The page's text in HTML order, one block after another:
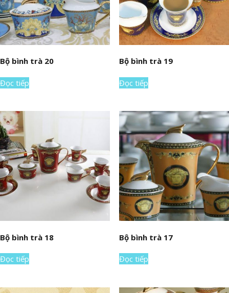
Bộ bình trà 20
Đọc tiếp
Bộ bình trà 19
Đọc tiếp
Bộ bình trà 18
Đọc tiếp
Bộ bình trà 17
Đọc tiếp